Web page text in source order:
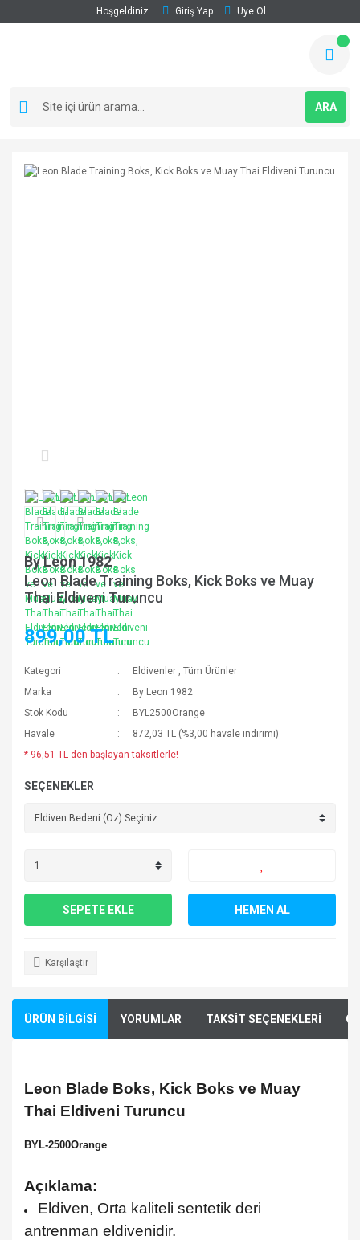
Hoşgeldiniz Giriş Yap Üye Ol
ARA
By Leon 1982
Leon Blade Training Boks, Kick Boks ve Muay
Thai Eldiveni Turuncu
899,00 TL
Kategori Eldivenler ,Tüm Ürünler
Marka
By Leon 1982
Stok Kodu
BYL2500Orange
Havale
872,03 TL (%3,00 havale indirimi)
* 96,51 TL den başlayan taksitlerle!
SEÇENEKLER
SEPETE EKLE HEMEN AL
Karşılaştır
ÜRÜN BİLGİSİ YORUMLAR TAKSİT SEÇENEKLERİ
Leon Blade Boks, Kick Boks ve Muay
Thai Eldiveni Turuncu
BYL-2500Orange
Açıklama:
Eldiven, Orta kaliteli sentetik deri
antrenman eldivenidir.